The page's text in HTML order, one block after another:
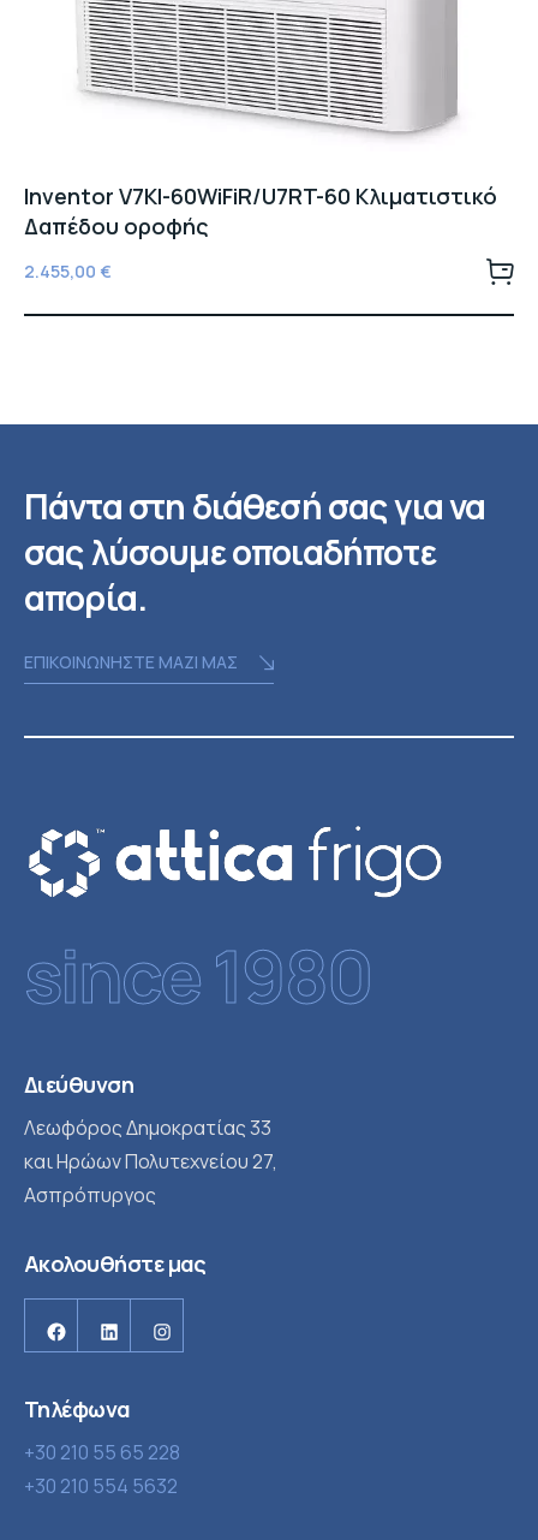
Inventor V7KI-60WiFiR/U7RT-60 Κλιματιστικό
Δαπέδου οροφής
2.455,00 €
Πάντα στη διάθεσή σας για να
σας λύσουμε οποιαδήποτε
απορία.
ΕΠΙΚΟΙΝΩΝΗΣΤΕ ΜΑΖΙ ΜΑΣ
since 1980
Διεύθυνση
Λεωφόρος Δημοκρατίας 33
και Ηρώων Πολυτεχνείου 27,
Ασπρόπυργος
Ακολουθήστε μας
FacebookLinkedinInstagram
Τηλέφωνα
+30 210 55 65 228
+30 210 554 5632